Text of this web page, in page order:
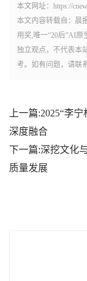
本文网址：https://
本文内容转载自：晨
用奖,唯一“20后”AI
独立观点，不代表本
考。如有问题，请联
上一篇:2025“李
深度融合
下一篇:深挖文化
质量发展